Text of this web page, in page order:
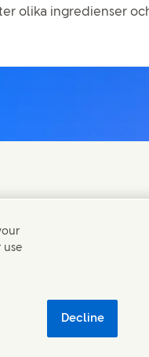
olika ingredienser
use
Decline